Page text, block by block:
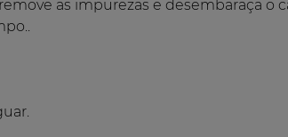
as impurezas e desembaraça o